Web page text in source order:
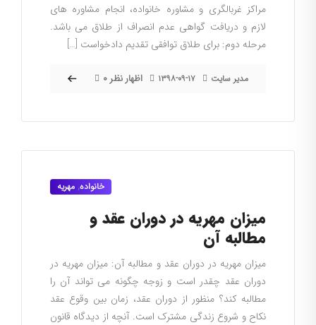
مراکز غربالگری و مشاوره خانواده، انجام مشاوره های
لازم و دریافت گواهی عدم انصراف از طلاق می باشد.
مرحله دوم: برای طلاق توافقی تقدیم دادخواست […]
مدیر سایت ۱۳۹۸-۰۹-۱۷ ۰ اظهار نظر
خانواده, مهریه
میزان مهریه در دوران عقد و
مطالبه آن
میزان مهریه در دوران عقد و مطالبه آن: میزان مهریه در
دوران عقد چقدر است و زوجه چگونه می تواند آن را
مطالبه کند؟ منظور از دوران عقد، زمان بین وقوع عقد
نکاح و شروع زندگی مشترک است. آنچه از دیدگاه قانون